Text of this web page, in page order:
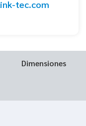
tec.com
Dimensiones